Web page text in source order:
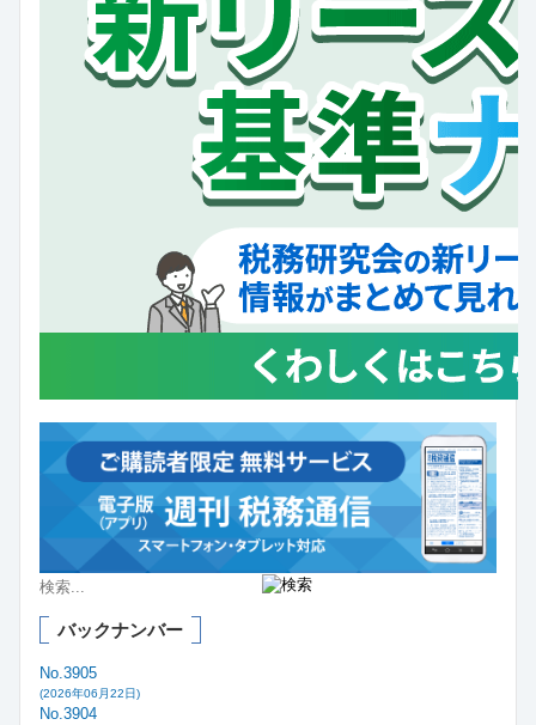
バックナンバー
No.3905
(2026年06月22日)
No.3904